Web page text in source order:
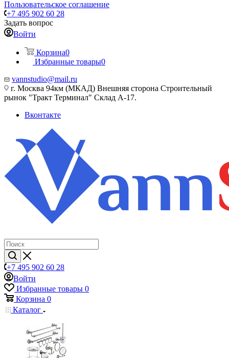
Пользовательское соглашение
+7 495 902 60 28
Задать вопрос
Войти
Корзина0
Избранные товары0
vannstudio@mail.ru
г. Москва 94км (МКАД) Внешняя сторона Строительный
рынок "Тракт Терминал" Склад А-17.
Вконтакте
+7 495 902 60 28
Войти
Избранные товары 0
Корзина 0
Каталог